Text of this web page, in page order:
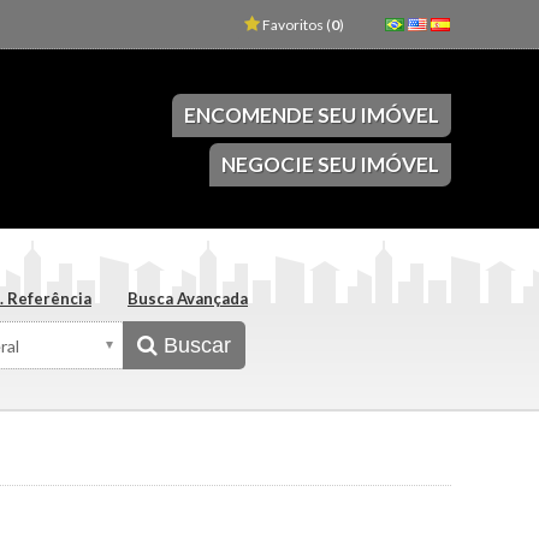
ENCOMENDE SEU IMÓVEL
NEGOCIE SEU IMÓVEL
Favoritos (0)
Buscar
Referência Busca Avançada